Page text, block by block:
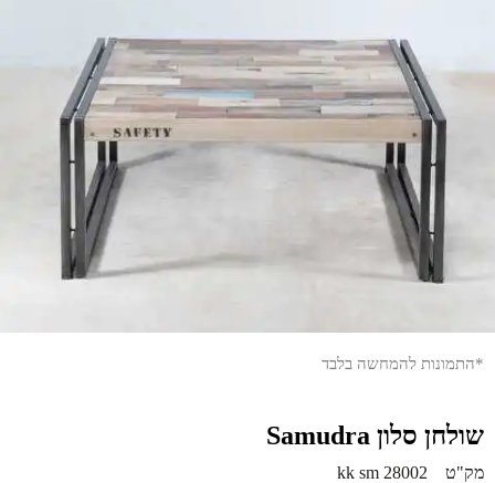
*התמונות להמחשה בלבד
שולחן סלון Samudra
מק"ט kk sm 28002